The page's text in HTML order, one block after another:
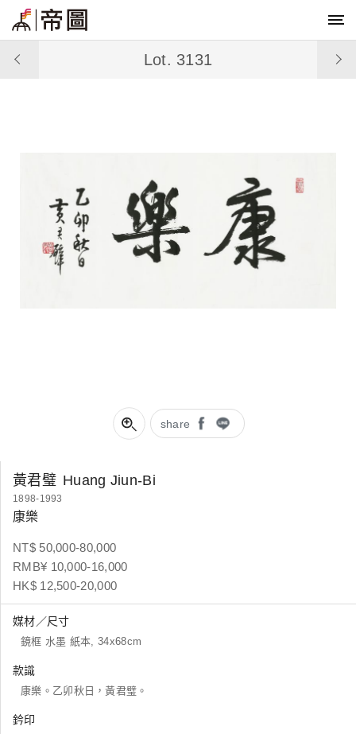
share
Lot. 3131
黃君璧 Huang Jiun-Bi
1898-1993
康樂
NT$ 50,000-80,000
RMB¥ 10,000-16,000
HK$ 12,500-20,000
媒材／尺寸
鏡框 水墨 紙本, 34x68cm
款識
康樂。乙卯秋日，黃君璧。
鈐印